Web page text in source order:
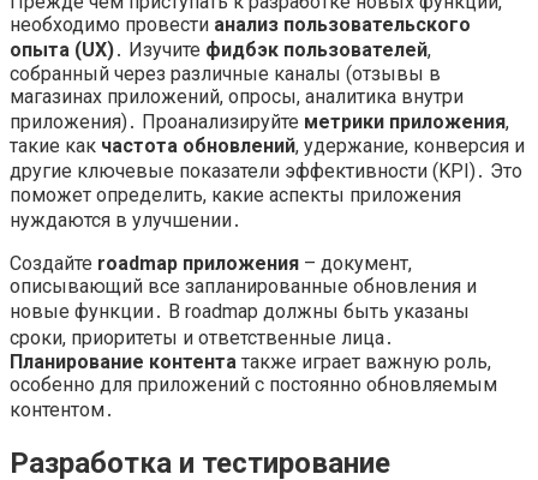
необходимо провести анализ пользовательского
опыта (UX)․ Изучите фидбэк пользователей,
собранный через различные каналы (отзывы в
магазинах приложений, опросы, аналитика внутри
приложения)․ Проанализируйте метрики приложения,
такие как частота обновлений, удержание, конверсия и
другие ключевые показатели эффективности (KPI)․ Это
поможет определить, какие аспекты приложения
нуждаются в улучшении․
Создайте roadmap приложения – документ,
описывающий все запланированные обновления и
новые функции․ В roadmap должны быть указаны
сроки, приоритеты и ответственные лица․
Планирование контента также играет важную роль,
особенно для приложений с постоянно обновляемым
контентом․
Разработка и тестирование